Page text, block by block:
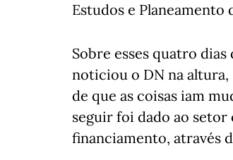
Estudos e Planeamento
Sobre esses quatro
noticiou o DN na altura,
de que as coisas iam
seguir foi dado ao
financiamento, através